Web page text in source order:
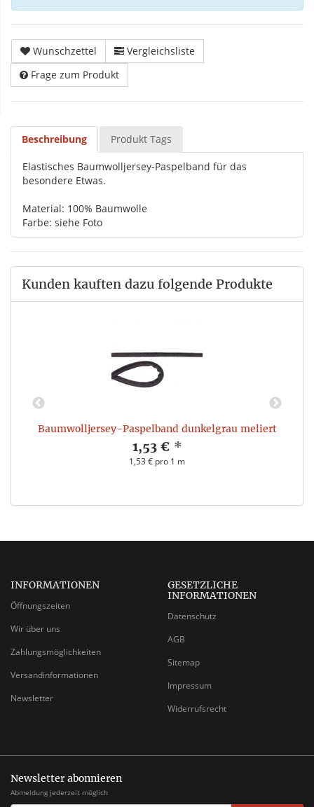
Wunschzettel
Vergleichsliste
Frage zum Produkt
Beschreibung Produkt Tags
Elastisches Baumwolljersey-Paspelband für das
besondere Etwas.
Material: 100% Baumwolle
Farbe: siehe Foto
Kunden kauften dazu folgende Produkte
Baumwolljersey-Paspelband dunkelgrau meliert
1,53 € *
1,53 € pro 1 m
INFORMATIONEN
Öffnungszeiten
Wir über uns
Zahlungsmöglichkeiten
Versandinformationen
Newsletter
GESETZLICHE
INFORMATIONEN
Datenschutz
AGB
Sitemap
Impressum
Widerrufsrecht
Newsletter abonnieren
Abmeldung jederzeit möglich